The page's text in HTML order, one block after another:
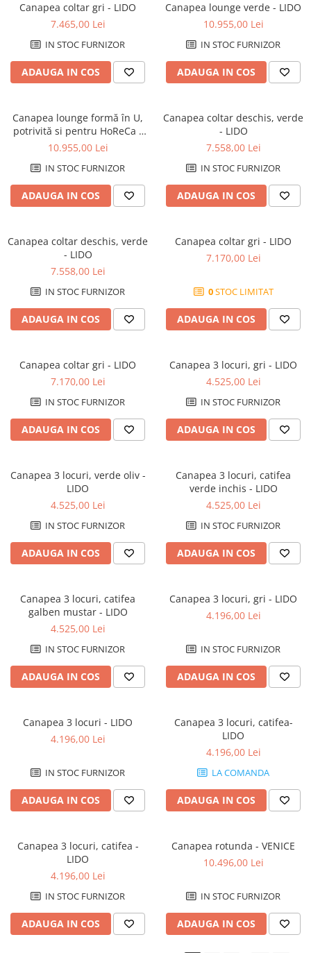
Textile pentru casa
Corpuri de iluminat
Home Office
Designers' Choice
Canapea coltar gri - LIDO
7.465,00 Lei
IN STOC FURNIZOR
ADAUGA IN COS
Canapea lounge verde - LIDO
10.955,00 Lei
IN STOC FURNIZOR
ADAUGA IN COS
Canapea lounge formă în U,
potrivită si pentru HoReCa -
LIDO
10.955,00 Lei
IN STOC FURNIZOR
ADAUGA IN COS
Canapea coltar deschis, verde
- LIDO
7.558,00 Lei
IN STOC FURNIZOR
ADAUGA IN COS
Canapea coltar deschis, verde
- LIDO
7.558,00 Lei
IN STOC FURNIZOR
ADAUGA IN COS
Canapea coltar gri - LIDO
7.170,00 Lei
0STOC LIMITAT
ADAUGA IN COS
Canapea coltar gri - LIDO
7.170,00 Lei
IN STOC FURNIZOR
ADAUGA IN COS
Canapea 3 locuri, gri - LIDO
4.525,00 Lei
IN STOC FURNIZOR
ADAUGA IN COS
Canapea 3 locuri, verde oliv -
LIDO
4.525,00 Lei
IN STOC FURNIZOR
ADAUGA IN COS
Canapea 3 locuri, catifea
verde inchis - LIDO
4.525,00 Lei
IN STOC FURNIZOR
ADAUGA IN COS
Canapea 3 locuri, catifea
galben mustar - LIDO
4.525,00 Lei
IN STOC FURNIZOR
ADAUGA IN COS
Canapea 3 locuri, gri - LIDO
4.196,00 Lei
IN STOC FURNIZOR
ADAUGA IN COS
Canapea 3 locuri - LIDO
4.196,00 Lei
IN STOC FURNIZOR
ADAUGA IN COS
Canapea 3 locuri, catifea-
LIDO
4.196,00 Lei
LA COMANDA
ADAUGA IN COS
Canapea 3 locuri, catifea -
LIDO
4.196,00 Lei
IN STOC FURNIZOR
ADAUGA IN COS
Canapea rotunda - VENICE
10.496,00 Lei
IN STOC FURNIZOR
ADAUGA IN COS